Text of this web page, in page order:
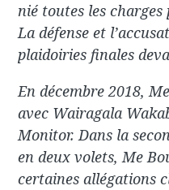
nié toutes les
La défense et
plaidoiries finales
En décembre 2018,
avec Wairagala
Monitor. Dans la
en deux volets, Me
certaines allégations